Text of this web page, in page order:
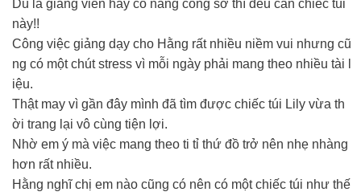
Dù là giảng viên hay cô nàng công sở thì đều cần chiếc túi
này!!
Công việc giảng dạy cho Hằng rất nhiều niềm vui nhưng cũ
ng có một chút stress vì mỗi ngày phải mang theo nhiều tài l
iệu.
Thật may vì gần đây mình đã tìm được chiếc túi Lily vừa th
ời trang lại vô cùng tiện lợi.
Nhờ em ý mà việc mang theo ti tỉ thứ đồ trở nên nhẹ nhàng
hơn rất nhiều.
Hằng nghĩ chị em nào cũng có nên có một chiếc túi như thế